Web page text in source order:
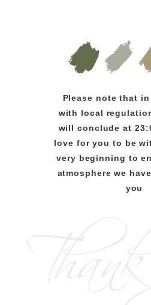
Please note that
with local
will conclude at
love for you to be
very beginning to
atmosphere we
you